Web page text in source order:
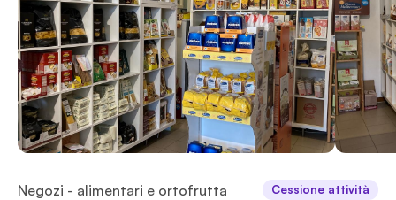
Negozi - alimentari e ortofrutta Cessione attività